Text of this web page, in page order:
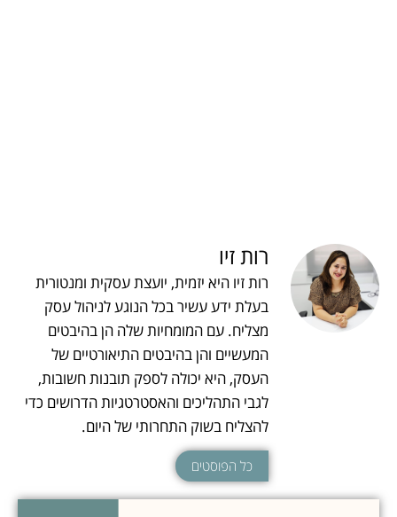
רות זיו
רות זיו היא יזמית, יועצת עסקית ומנטורית
בעלת ידע עשיר בכל הנוגע לניהול עסק
מצליח. עם המומחיות שלה הן בהיבטים
המעשיים והן בהיבטים התיאורטיים של
העסק, היא יכולה לספק תובנות חשובות,
לגבי התהליכים והאסטרטגיות הדרושים כדי
להצליח בשוק התחרותי של היום.
כל הפוסטים